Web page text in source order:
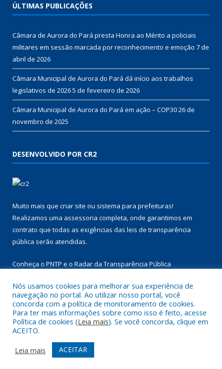
ÚLTIMAS PUBLICAÇÕES
Câmara de Aurora do Pará presta Honra ao Mérito a policiais
militares em sessão marcada por reconhecimento e emoção 7 de
abril de 2026
Câmara Municipal de Aurora do Pará dá início aos trabalhos
legislativos de 20265 de fevereiro de 2026
Câmara Municipal de Aurora do Pará em ação – COP3026 de
novembro de 2025
DESENVOLVIDO POR CR2
Muito mais que criar site ou sistema para prefeituras!
Realizamos uma assessoria completa, onde garantimos em
contrato que todas as exigências das leis de transparência
pública serão atendidas.
Conheça o PNTP e o Radar da Transparência Pública
Todos os direitos reservados a Câmara Municipal de Aurora do
Pará.
Mapa do Site
Acessar Área Administrativa
Acessar Webmail
Nós usamos cookies para melhorar sua experiência de
navegação no portal. Ao utilizar nosso portal, você
concorda com a política de monitoramento de cookies.
Para ter mais informações sobre como isso é feito, acesse
Política de cookies (Leia mais). Se você concorda, clique em
ACEITO.
Leia mais
ACEITAR